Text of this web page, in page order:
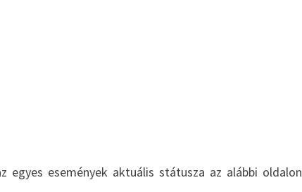
események aktuális státusza az alábbi oldalon